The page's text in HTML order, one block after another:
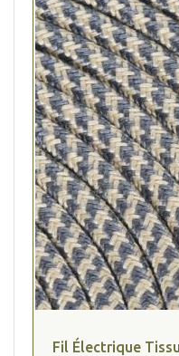
Fil Électrique